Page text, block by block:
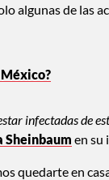
algunas de las
México?
infectadas de
Sheinbaum en su
quedarte en